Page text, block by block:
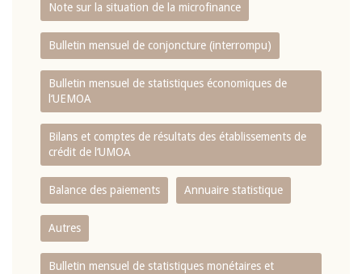
Note sur la situation de la microfinance
Bulletin mensuel de conjoncture (interrompu)
Bulletin mensuel de statistiques économiques de
l‘UEMOA
Bilans et comptes de résultats des établissements de
crédit de l‘UMOA
Balance des paiements Annuaire statistique
Autres
Bulletin mensuel de statistiques monétaires et